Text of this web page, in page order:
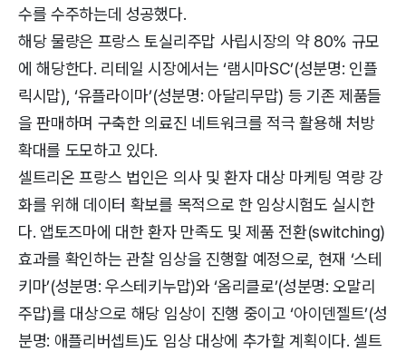
수를 수주하는데 성공했다.
해당 물량은 프랑스 토실리주맙 사립시장의 약 80% 규모
에 해당한다. 리테일 시장에서는 ‘램시마SC’(성분명: 인플
릭시맙), ‘유플라이마’(성분명: 아달리무맙) 등 기존 제품들
을 판매하며 구축한 의료진 네트워크를 적극 활용해 처방
확대를 도모하고 있다.
셀트리온 프랑스 법인은 의사 및 환자 대상 마케팅 역량 강
화를 위해 데이터 확보를 목적으로 한 임상시험도 실시한
다. 앱토즈마에 대한 환자 만족도 및 제품 전환(switching)
효과를 확인하는 관찰 임상을 진행할 예정으로, 현재 ‘스테
키마’(성분명: 우스테키누맙)와 ‘옴리클로’(성분명: 오말리
주맙)를 대상으로 해당 임상이 진행 중이고 ‘아이덴젤트’(성
분명: 애플리버셉트)도 임상 대상에 추가할 계획이다. 셀트